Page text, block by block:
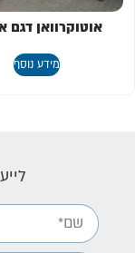
אוטוקרוואן דגם
מידע נוסף